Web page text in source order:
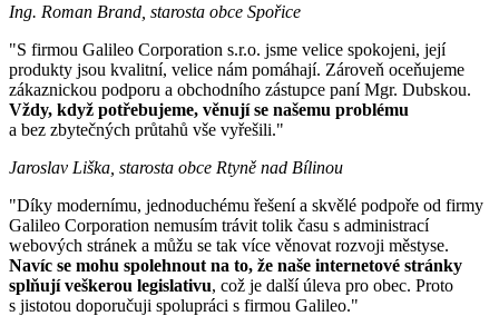
Ing. Roman Brand, starosta obce Spořice
"S firmou Galileo Corporation s.r.o. jsme velice spokojeni, její
produkty jsou kvalitní, velice nám pomáhají. Zároveň oceňujeme
zákaznickou podporu a obchodního zástupce paní Mgr. Dubskou.
Vždy, když potřebujeme, věnují se našemu problému
a bez zbytečných průtahů vše vyřešili."
Jaroslav Liška, starosta obce Rtyně nad Bílinou
"Díky modernímu, jednoduchému řešení a skvělé podpoře od firmy
Galileo Corporation nemusím trávit tolik času s administrací
webových stránek a můžu se tak více věnovat rozvoji městyse.
Navíc se mohu spolehnout na to, že naše internetové stránky
splňují veškerou legislativu, což je další úleva pro obec. Proto
s jistotou doporučuji spolupráci s firmou Galileo."